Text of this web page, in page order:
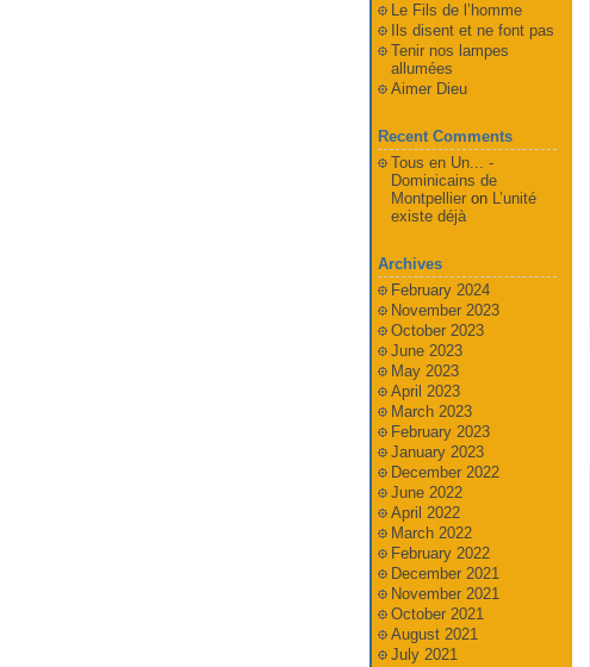
Le Fils de l’homme
Ils disent et ne font pas
Tenir nos lampes
allumées
Aimer Dieu
Recent Comments
Tous en Un... -
Dominicains de
Montpellieron L’unité
existe déjà
Archives
February 2024
November 2023
October 2023
June 2023
May 2023
April 2023
March 2023
February 2023
January 2023
December 2022
June 2022
April 2022
March 2022
February 2022
December 2021
November 2021
October 2021
August 2021
July 2021